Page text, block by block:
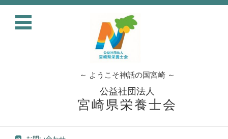
～ ようこそ神話の国宮崎 ～
公益社団法人
宮崎県栄養士会